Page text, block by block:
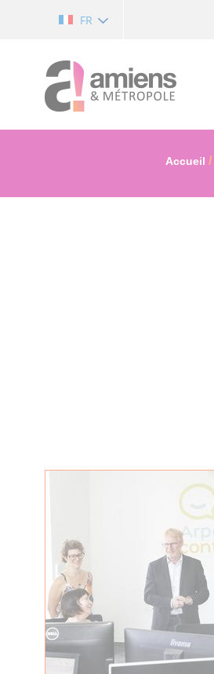
FR
Accueil